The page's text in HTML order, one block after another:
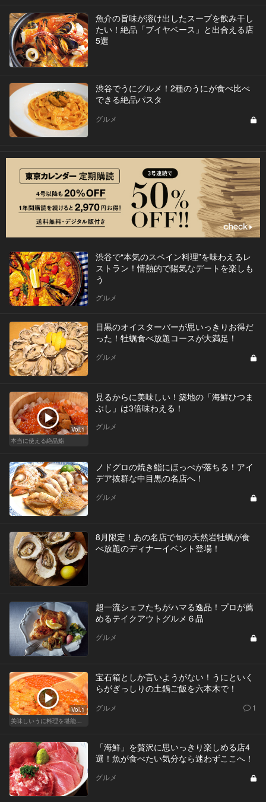
魚介の旨味が溶け出したスープを飲み干し
たい！絶品「ブイヤベース」と出合える店
5選
渋谷でうにグルメ！2種のうにが食べ比べ
できる絶品パスタ
グルメ
渋谷で“本気のスペイン料理”を味わえるレ
ストラン！情熱的で陽気なデートを楽しも
う
グルメ
目黒のオイスターバーが思いっきりお得だ
った！牡蠣食べ放題コースが大満足！
グルメ
Vol.1
本当に使える絶品鮨
見るからに美味しい！築地の「海鮮ひつま
ぶし」は3倍味わえる！
グルメ
ノドグロの焼き鮨にほっぺが落ちる！アイ
デア抜群な中目黒の名店へ！
グルメ
8月限定！あの名店で旬の天然岩牡蠣が食
べ放題のディナーイベント登場！
超一流シェフたちがハマる逸品！プロが薦
めるテイクアウトグルメ６品
グルメ
Vol.1
美味しいうに料理を堪能できる東京の名店
宝石箱としか言いようがない！うにといく
らがぎっしりの土鍋ご飯を六本木で！
グルメ 1
「海鮮」を贅沢に思いっきり楽しめる店4
選！魚が食べたい気分なら迷わずここへ！
グルメ